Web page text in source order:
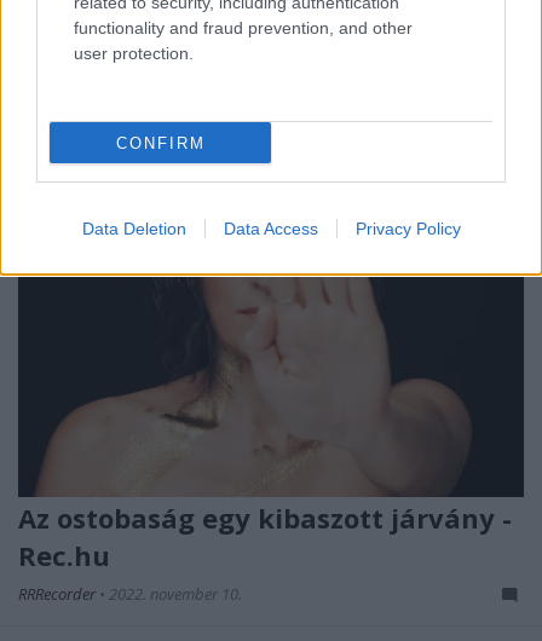
functionality and fraud prevention, and other
user protection.
CONFIRM
Data Deletion Data Access Privacy Policy
manifesztóként aposztrofált angol nyelvű W után,
amit Co Lee, Aminon és Blaize jegyez, a Karzat az
első magyar nyelvű single a csapat BABEL c.
Az ostobaság egy kibaszott járvány -
Rec.hu
RRRecorder • 2022. november 10.